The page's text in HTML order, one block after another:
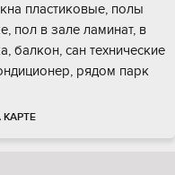
пластиковые, полы
пол в зале ламинат, в
балкон, сан технические
рядом парк